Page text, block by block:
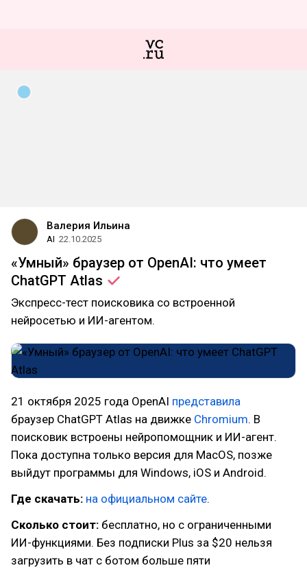
Валерия Ильина
AI 22.10.2025
«Умный» браузер от OpenAI: что умеет
ChatGPT Atlas
Экспресс-тест поисковика со встроенной
нейросетью и ИИ-агентом.
21 октября 2025 года OpenAI представила
браузер ChatGPT Atlas на движке Chromium. В
поисковик встроены нейропомощник и ИИ-агент.
Пока доступна только версия для MacOS, позже
выйдут программы для Windows, iOS и Android.
Где скачать: на официальном сайте.
Сколько стоит: бесплатно, но с ограниченными
ИИ-функциями. Без подписки Plus за $20 нельзя
загрузить в чат с ботом больше пяти